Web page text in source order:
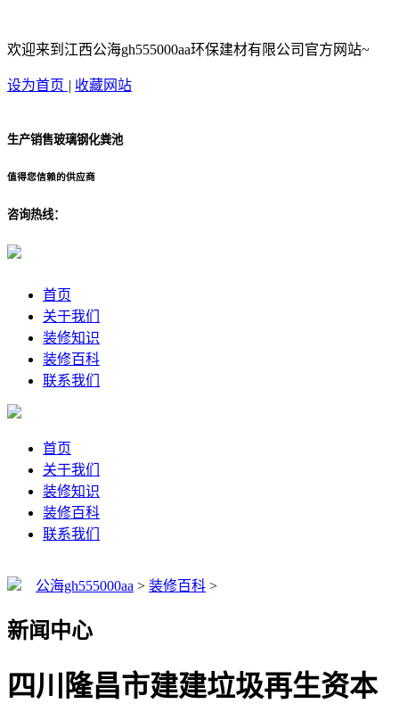
欢迎来到江西公海gh555000aa环保建材有限公司官方网站~
设为首页 | 收藏网站
生产销售玻璃钢化粪池
值得您信赖的供应商
咨询热线：
首页
关于我们
装修知识
装修百科
联系我们
首页
关于我们
装修知识
装修百科
联系我们
公海gh555000aa > 装修百科 >
新闻中心
四川隆昌市建建垃圾再生资本